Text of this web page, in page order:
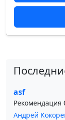
asf
Рекомендация
Андрей